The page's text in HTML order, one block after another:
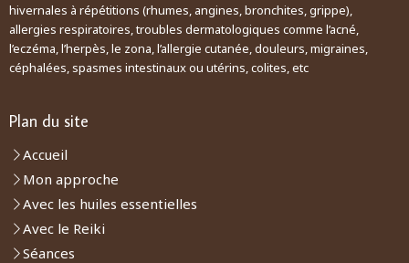
hivernales à répétitions (rhumes, angines, bronchites, grippe),
allergies respiratoires, troubles dermatologiques comme l’acné,
l’eczéma, l’herpès, le zona, l’allergie cutanée, douleurs, migraines,
céphalées, spasmes intestinaux ou utérins, colites, etc
Plan du site
Accueil
Mon approche
Avec les huiles essentielles
Avec le Reiki
Séances